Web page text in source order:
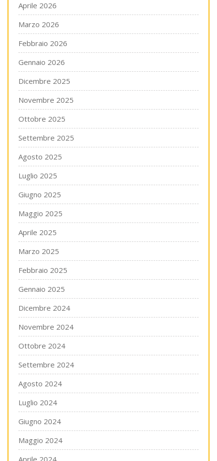
Aprile 2026
Marzo 2026
Febbraio 2026
Gennaio 2026
Dicembre 2025
Novembre 2025
Ottobre 2025
Settembre 2025
Agosto 2025
Luglio 2025
Giugno 2025
Maggio 2025
Aprile 2025
Marzo 2025
Febbraio 2025
Gennaio 2025
Dicembre 2024
Novembre 2024
Ottobre 2024
Settembre 2024
Agosto 2024
Luglio 2024
Giugno 2024
Maggio 2024
Aprile 2024